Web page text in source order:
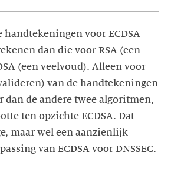
handtekeningen voor ECDSA
dan die voor RSA (een
(een veelvoud). Alleen voor
van de handtekeningen
dan de andere twee algoritmen,
ten opzichte ECDSA. Dat
maar wel een aanzienlijk
van ECDSA voor DNSSEC.